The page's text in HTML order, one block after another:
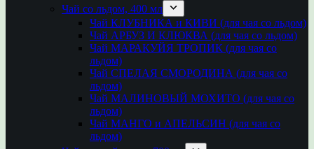
Чай со льдом, 400 мл
Чай КЛУБНИКА и КИВИ (для чая со льдом)
Чай АРБУЗ И КЛЮКВА (для чая со льдом)
Чай МАРАКУЙЯ ТРОПИК (для чая со
льдом)
Чай СПЕЛАЯ СМОРОДИНА (для чая со
льдом)
Чай МАЛИНОВЫЙ МОХИТО (для чая со
льдом)
Чай МАНГО и АПЕЛЬСИН (для чая со
льдом)